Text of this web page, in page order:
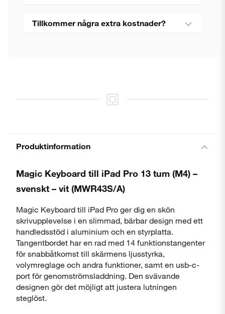
Tillkommer några extra kostnader?
Produktinformation
Magic Keyboard till iPad Pro 13 tum (M4) –
svenskt – vit (MWR43S/A)
Magic Keyboard till iPad Pro ger dig en skön
skrivupplevelse i en slimmad, bärbar design med ett
handledsstöd i aluminium och en styrplatta.
Tangentbordet har en rad med 14 funktionstangenter
för snabbåtkomst till skärmens ljusstyrka,
volymreglage och andra funktioner, samt en usb-c-
port för genomströmsladdning. Den svävande
designen gör det möjligt att justera lutningen
steglöst.
Stäng